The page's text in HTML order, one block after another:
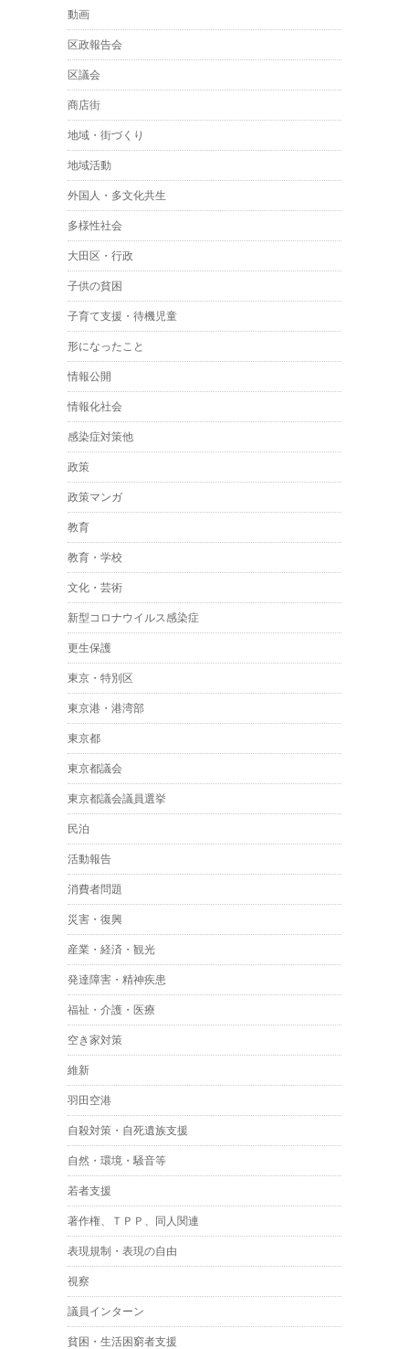
動画
区政報告会
区議会
商店街
地域・街づくり
地域活動
外国人・多文化共生
多様性社会
大田区・行政
子供の貧困
子育て支援・待機児童
形になったこと
情報公開
情報化社会
感染症対策他
政策
政策マンガ
教育
教育・学校
文化・芸術
新型コロナウイルス感染症
更生保護
東京・特別区
東京港・港湾部
東京都
東京都議会
東京都議会議員選挙
民泊
活動報告
消費者問題
災害・復興
産業・経済・観光
発達障害・精神疾患
福祉・介護・医療
空き家対策
維新
羽田空港
自殺対策・自死遺族支援
自然・環境・騒音等
若者支援
著作権、ＴＰＰ、同人関連
表現規制・表現の自由
視察
議員インターン
貧困・生活困窮者支援